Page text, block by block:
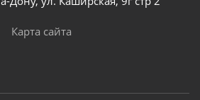
Карта сайта